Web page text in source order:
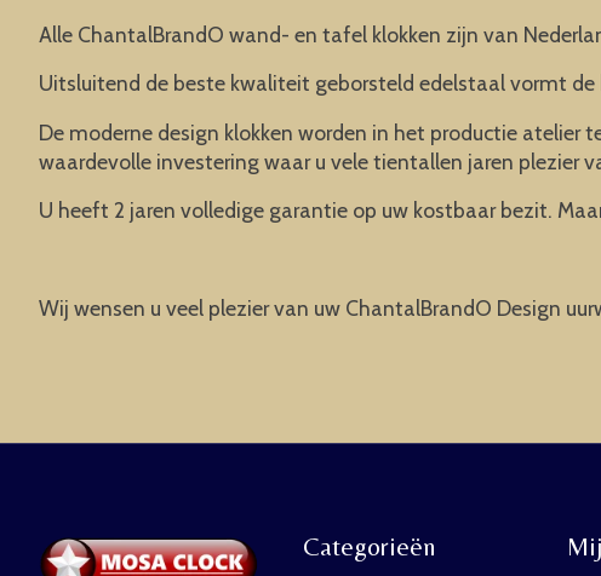
Alle ChantalBrandO wand- en tafel klokken zijn van
Uitsluitend de beste kwaliteit geborsteld edelstaal vormt
De moderne design klokken worden in het productie atelier
waardevolle investering waar u vele tientallen jaren plezier
U heeft 2 jaren volledige garantie op uw kostbaar bezit.
Wij wensen u veel plezier van uw ChantalBrandO Design
Categorieën